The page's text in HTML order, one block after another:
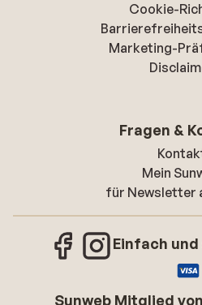
Cookie-
Marketing-
Fragen &
Mein
für Newsletter
Einfach
Sunweb Mitglied von